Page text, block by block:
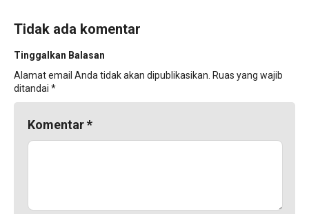
Tidak ada komentar
Tinggalkan Balasan
Alamat email Anda tidak akan dipublikasikan. Ruas yang wajib
ditandai *
Komentar*